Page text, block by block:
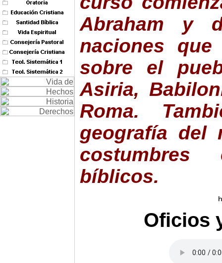
Abraham y
naciones
sobre el
Asiria,
Roma.
geografía del
bíblicos.
Oficios